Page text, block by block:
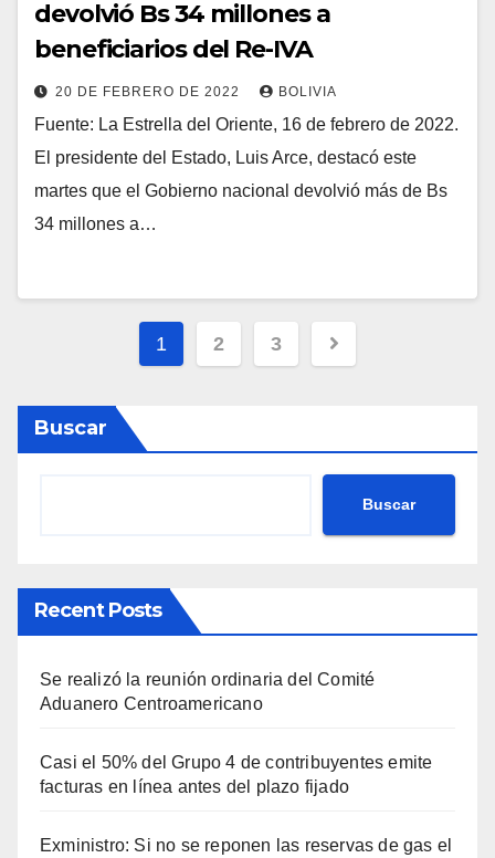
devolvió Bs 34 millones a
beneficiarios del Re-IVA
20 DE FEBRERO DE 2022 BOLIVIA
Fuente: La Estrella del Oriente, 16 de febrero de 2022.
El presidente del Estado, Luis Arce, destacó este
martes que el Gobierno nacional devolvió más de Bs
34 millones a…
1 2 3
Buscar
Buscar
Recent Posts
Se realizó la reunión ordinaria del Comité
Aduanero Centroamericano
Casi el 50% del Grupo 4 de contribuyentes emite
facturas en línea antes del plazo fijado
Exministro: Si no se reponen las reservas de gas el